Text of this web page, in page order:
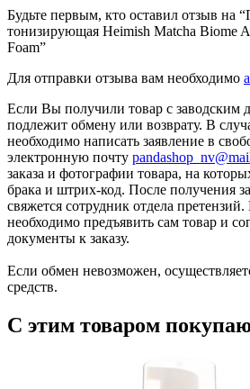
Будьте первым, кто оставил отзыв на
тонизирующая Heimish Matcha Biome
Foam”
Для отправки отзыва вам необходимо
Если Вы получили товар с заводским
подлежит обмену или возврату. В
необходимо написать заявление в
электронную почту
заказа и фотографии товара, на
брака и штрих-код. После получения
свяжется сотрудник отдела
необходимо предъявить сам товар и
документы к заказу.
Если обмен невозможен,
средств.
С этим товаром